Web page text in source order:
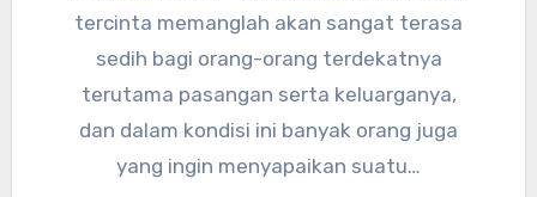
tercinta memanglah akan sangat terasa
sedih bagi orang-orang terdekatnya
terutama pasangan serta keluarganya,
dan dalam kondisi ini banyak orang juga
yang ingin menyapaikan suatu…